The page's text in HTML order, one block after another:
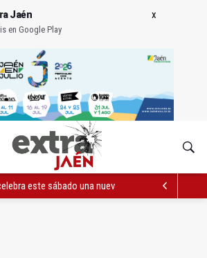
Jaén
en Google Play
este sábado una nueva jornada de Orgullo